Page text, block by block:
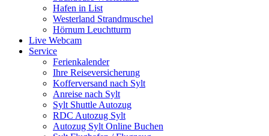
Hafen in List
Westerland Strandmuschel
Hörnum Leuchtturm
Live Webcam
Service
Ferienkalender
Ihre Reiseversicherung
Kofferversand nach Sylt
Anreise nach Sylt
Sylt Shuttle Autozug
RDC Autozug Sylt
Autozug Sylt Online Buchen